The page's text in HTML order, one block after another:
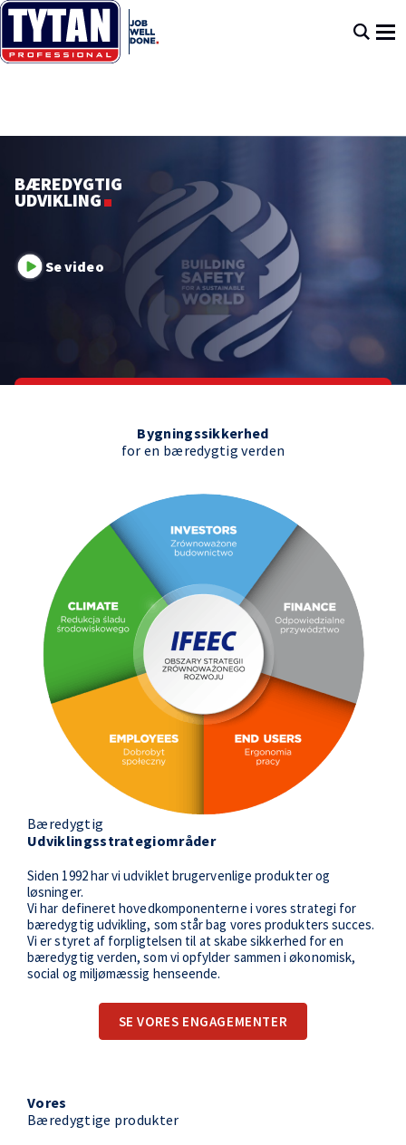
BÆREDYGTIG
UDVIKLING
Se video
Bygningssikkerhed
for en bæredygtig verden
Bæredygtig
Udviklingsstrategiområder
Siden 1992 har vi udviklet brugervenlige produkter og
løsninger.
Vi har defineret hovedkomponenterne i vores strategi for
bæredygtig udvikling, som står bag vores produkters succes.
Vi er styret af forpligtelsen til at skabe sikkerhed for en
bæredygtig verden, som vi opfylder sammen i økonomisk,
social og miljømæssig henseende.
SE VORES ENGAGEMENTER
Vores
Bæredygtige produkter